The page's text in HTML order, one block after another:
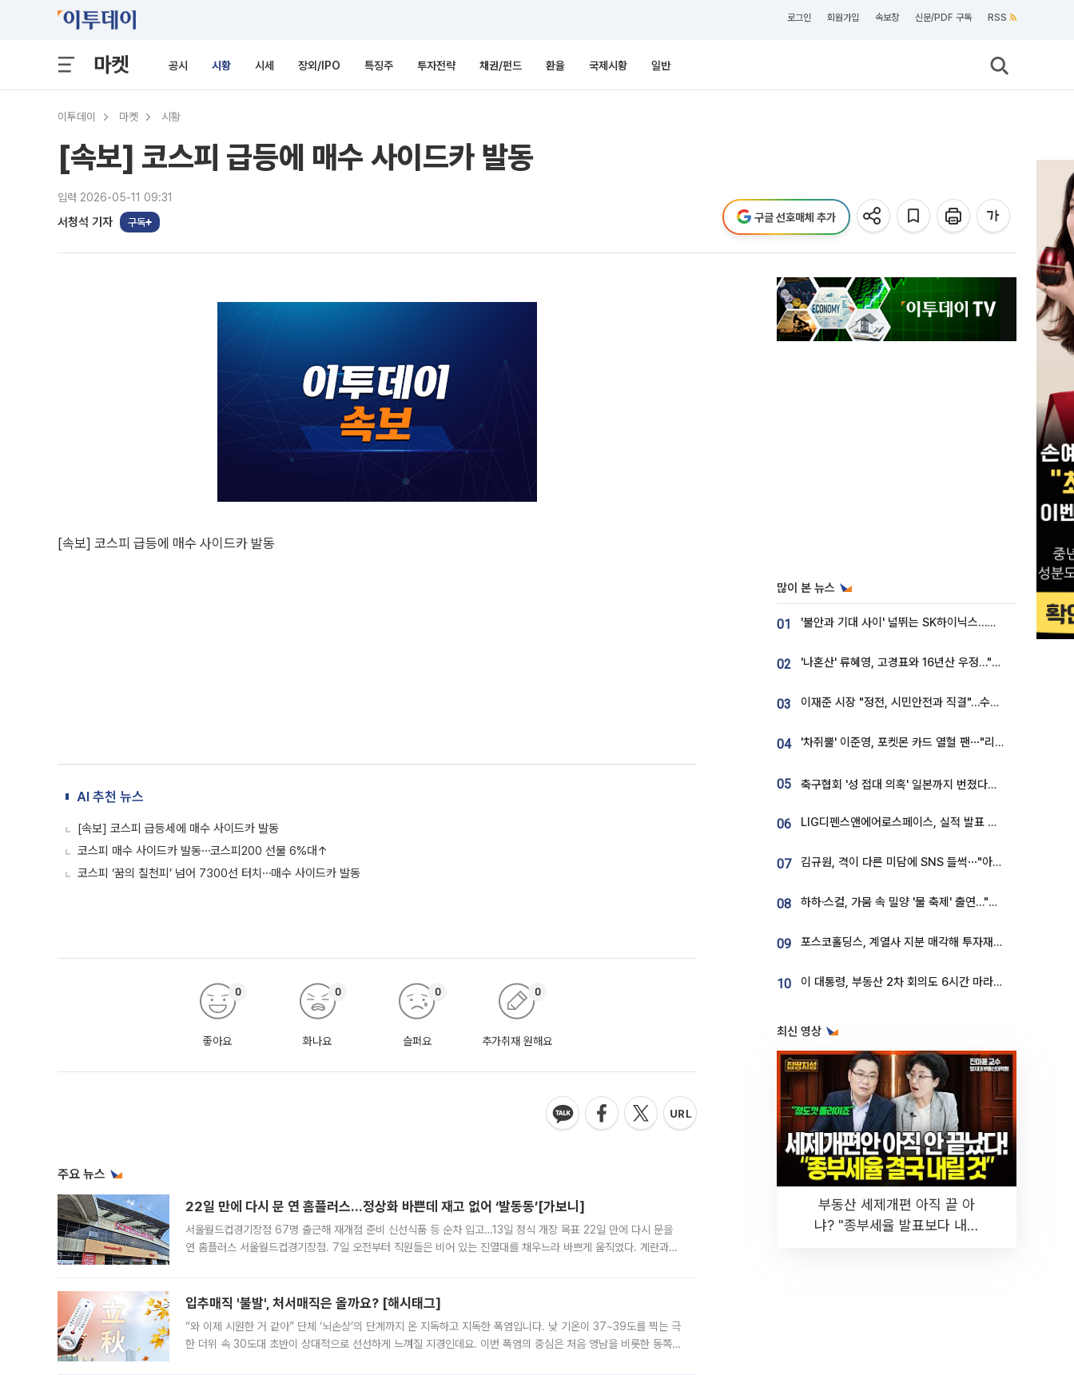
로그인 회원가입 속보창 신문/PDF 구독 RSS
마켓 공시 시황 시세 장외/IPO 특징주 투자전략 채권/펀드 환율 국제시황 일반
이투데이 마켓 시황
[속보] 코스피 급등에 매수 사이드카 발동
입력 2026-05-11 09:31
서청석 기자 구독 구글 선호매체 추가
[속보] 코스피 급등에 매수 사이드카 발동
AI 추천 뉴스
[속보] 코스피 급등세에 매수 사이드카 발동
코스피 매수 사이드카 발동⋯코스피200 선물 6%대↑
코스피 ‘꿈의 칠천피’ 넘어 7300선 터치⋯매수 사이드카 발동
좋아요
0
화나요
0
슬퍼요
0
추가취재 원해요
0
주요 뉴스
22일 만에 다시 문 연 홈플러스…정상화 바쁜데 재고 없어 ‘발동동’[가보니]
서울월드컵경기장점 67명 출근해 재개점 준비 신선식품 등 순차 입고…13일 정식 개장 목표 22일 만에 다시 문을
연 홈플러스 서울월드컵경기장점. 7일 오전부터 직원들은 비어 있는 진열대를 채우느라 바쁘게 움직였다. 계란과
입추매직 '불발', 처서매직은 올까요? [해시태그]
“와 이제 시원한 거 같아” 단체 ‘뇌손상’의 단계까지 온 지독하고 지독한 폭염입니다. 낮 기온이 37~39도를 찍는 극
한 더위 속 30도대 초반이 상대적으로 선선하게 느껴질 지경인데요. 이번 폭염의 중심은 처음 영남을 비롯한 동쪽
많이 본 뉴스
01 '불안과 기대 사이' 널뛰는 SK하이닉스…증권가 "HBM4·LTA 기반 펀터멘털 견고"
02 '나혼산' 류혜영, 고경표와 16년산 우정…"자취방서 부모님과 마주쳐"
03 이재준 시장 "정전, 시민안전과 직결"…수원시 비상대응체계 가동
04 '차쥐뿔' 이준영, 포켓몬 카드 열혈 팬⋯"리셀러 처단할 것"
05 축구협회 '성 접대 의혹' 일본까지 번졌다…日 심판 실명 공개
06 LIG디펜스앤에어로스페이스, 실적 발표 후 급락→반등⋯증권가 “28년까지 튼튼”
07 김규원, 격이 다른 미담에 SNS 들썩⋯"아이 속옷 빨고 졸업식도 참석"
08 하하·스컬, 가뭄 속 밀양 '물 축제' 출연…"출연료 전액 기부"
09 포스코홀딩스, 계열사 지분 매각해 투자재원 2.5조 확보
10 이 대통령, 부동산 2차 회의도 6시간 마라톤…"기존 사고 벗어나 과감히 실천"
최신 영상
부동산 세제개편 아직 끝 아
냐? "종부세율 발표보다 내릴